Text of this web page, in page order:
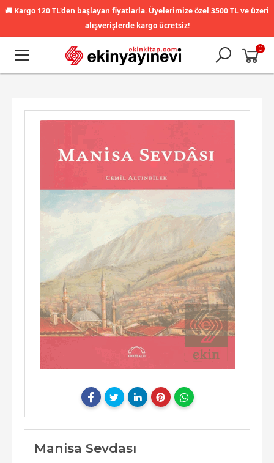
🚚 Kargo 120 TL'den başlayan fiyatlarla. Üyelerimize özel 3500 TL ve üzeri
alışverişlerde kargo ücretsiz!
0
Manisa Sevdası